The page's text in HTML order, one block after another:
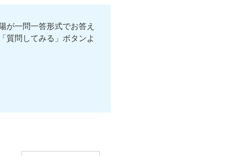
が一問一答形式でお答え
質問してみる」ボタンよ